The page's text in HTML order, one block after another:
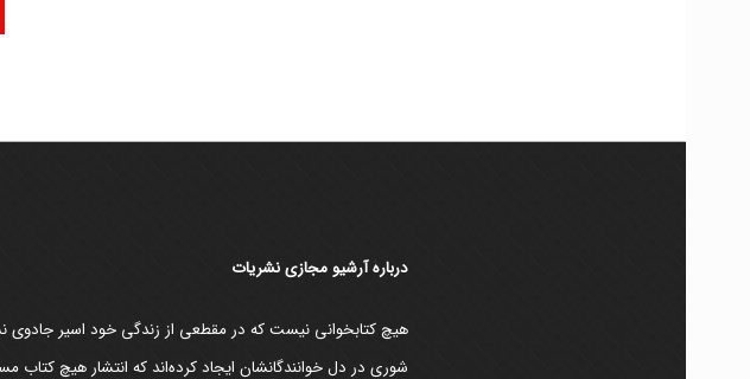
دربارۀ آرشیو مجازی نشریات
هیچ کتابخوانی نیست که در مقطعی از زندگی خود اسیر جادوی
شوری در دل خوانندگانشان ایجاد کرده‌اند که انتشار هیچ